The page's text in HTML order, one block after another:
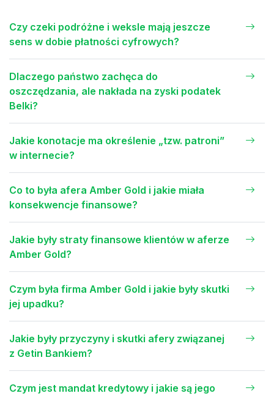
Czy czeki podróżne i weksle mają jeszcze
sens w dobie płatności cyfrowych?
Dlaczego państwo zachęca do
oszczędzania, ale nakłada na zyski podatek
Belki?
Jakie konotacje ma określenie „tzw. patroni”
w internecie?
Co to była afera Amber Gold i jakie miała
konsekwencje finansowe?
Jakie były straty finansowe klientów w aferze
Amber Gold?
Czym była firma Amber Gold i jakie były skutki
jej upadku?
Jakie były przyczyny i skutki afery związanej
z Getin Bankiem?
Czym jest mandat kredytowy i jakie są jego